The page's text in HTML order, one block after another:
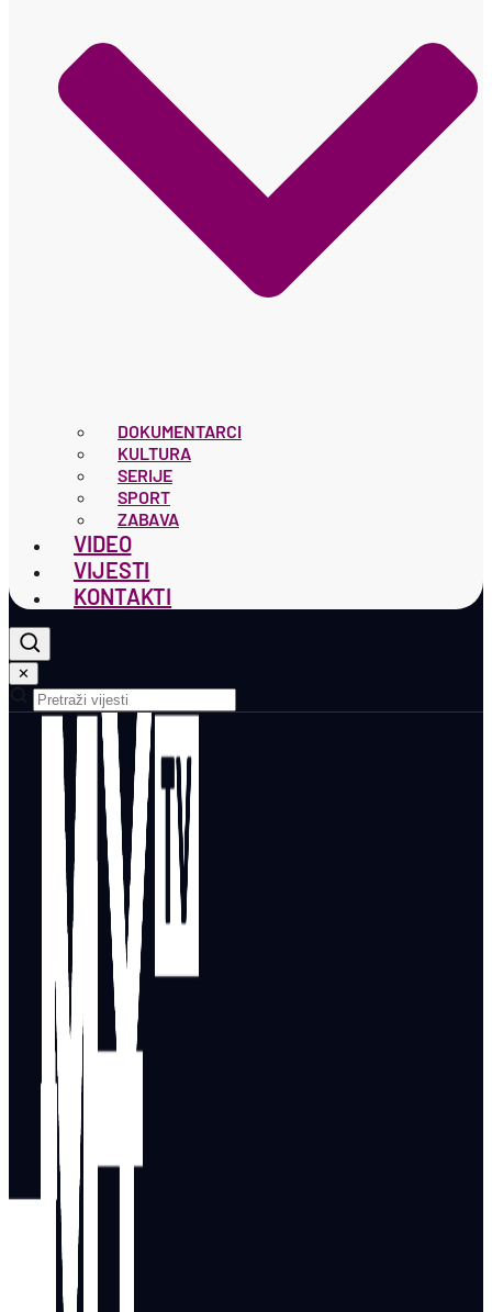
DOKUMENTARCI
KULTURA
SERIJE
SPORT
ZABAVA
VIDEO
VIJESTI
KONTAKTI
✕